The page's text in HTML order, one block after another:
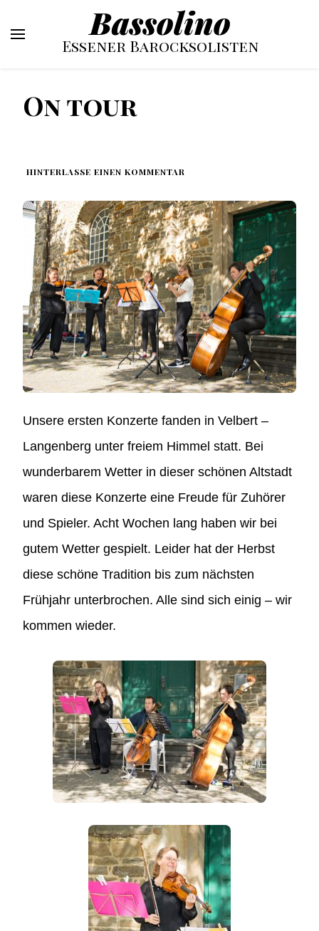
Bassolino
Essener Barocksolisten
On tour
HINTERLASSE EINEN KOMMENTAR
TOUR
Unsere ersten Konzerte fanden in Velbert –
Langenberg unter freiem Himmel statt. Bei
wunderbarem Wetter in dieser schönen Altstadt
waren diese Konzerte eine Freude für Zuhörer
und Spieler. Acht Wochen lang haben wir bei
gutem Wetter gespielt. Leider hat der Herbst
diese schöne Tradition bis zum nächsten
Frühjahr unterbrochen. Alle sind sich einig – wir
kommen wieder.